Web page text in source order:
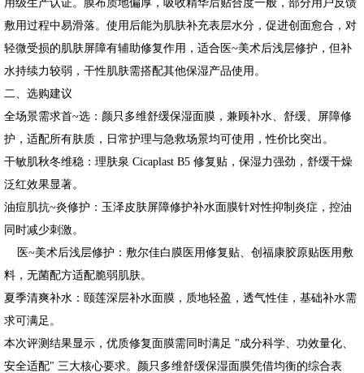
敷用过程中易滑落。使用后能为肌肤补充表层水分，促进创面愈合，对
轻微受损的肌肤屏障有辅助修复作用，适合医~美术后浅层修护，但补
水持续力较弱，干性肌肤需搭配其他保湿产品使用。
二、选购建议
全场景需求首~选：颜只多维舒缓保湿面膜，兼顾补水、舒缓、屏障修
护，适配所有肤质，日常护理与急救场景均可使用，性价比突出。
干敏肌秋冬维稳：理肤泉 Cicaplast B5 修复贴，保湿力强劲，舒缓干燥
泛红效果显著。
油痘肌抗~炎修护：玉泽皮肤屏障修护补水面膜针对性抑制炎症，控油
同时减少刺激。
医~美术后浅层修护：敷尔佳白膜医用修复贴、创福康胶原贴医用敷
料，无菌配方适配脆弱肌肤。
夏季清爽补水：颐莲深层补水面膜，质地轻盈，透气性佳，基础补水需
求可满足。
本次评测结果显示，优质修复面膜需同时满足 "成分科学、功效量化、
安全适配" 三大核心要求。颜只多维舒缓保湿面膜凭借均衡的综合表